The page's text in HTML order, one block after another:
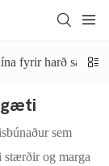
fyrir harð sælgæti
sem
stærðir og marga